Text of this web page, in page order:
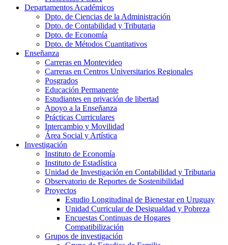
Departamentos Académicos
Dpto. de Ciencias de la Administración
Dpto. de Contabilidad y Tributaria
Dpto. de Economía
Dpto. de Métodos Cuantitativos
Enseñanza
Carreras en Montevideo
Carreras en Centros Universitarios Regionales
Posgrados
Educación Permanente
Estudiantes en privación de libertad
Apoyo a la Enseñanza
Prácticas Curriculares
Intercambio y Movilidad
Área Social y Artística
Investigación
Instituto de Economía
Instituto de Estadística
Unidad de Investigación en Contabilidad y Tributaria
Observatorio de Reportes de Sostenibilidad
Proyectos
Estudio Longitudinal de Bienestar en Uruguay
Unidad Curricular de Desigualdad y Pobreza
Encuestas Continuas de Hogares
Compatibilización
Grupos de investigación